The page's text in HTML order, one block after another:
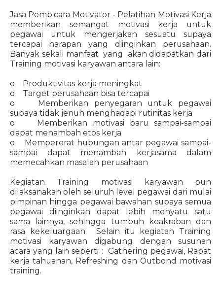
Jasa Pembicara Motivator - Pelatihan Motivasi Kerja
memberikan semangat motivasi kerja untuk
pegawai untuk mengerjakan sesuatu supaya
tercapai harapan yang diinginkan perusahaan.
Banyak sekali manfaat yang akan didapatkan dari
Training motivasi karyawan antara lain:
o Produktivitas kerja meningkat
o Target perusahaan bisa tercapai
o Memberikan penyegaran untuk pegawai
supaya tidak jenuh menghadapi rutinitas kerja
o Memberikan motivasi baru sampai-sampai
dapat menambah etos kerja
o Mempererat hubungan antar pegawai sampai-
sampai dapat menambah kerjasama dalam
memecahkan masalah perusahaan
Kegiatan Training motivasi karyawan pun
dilaksanakan oleh seluruh level pegawai dari mulai
pimpinan hingga pegawai bawahan supaya semua
pegawai diinginkan dapat lebih menyatu satu
sama lainnya, sehingga tumbuh keakraban dan
rasa kekeluargaan. Selain itu kegiatan Training
motivasi karyawan digabung dengan susunan
acara yang lain seperti : Gathering pegawai, Rapat
kerja tahuanan, Refreshing dan Outbond motivasi
training.